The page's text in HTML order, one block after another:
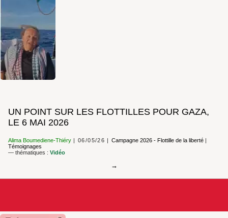
UN POINT SUR LES FLOTTILLES POUR GAZA,
LE 6 MAI 2026
Alima Boumediene-Thiéry 06/05/26 Campagne 2026 - Flottille de la liberté |
Témoignages
— thématiques : Vidéo